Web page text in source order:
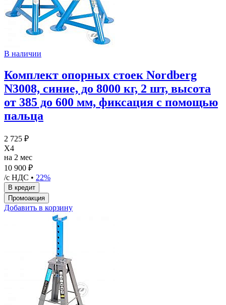
В наличии
Комплект опорных стоек Nordberg
N3008, синие, до 8000 кг, 2 шт, высота
от 385 до 600 мм, фиксация с помощью
пальца
2 725 ₽
X4
на 2 мес
10 900 ₽
/с НДС • 22%
Добавить в корзину